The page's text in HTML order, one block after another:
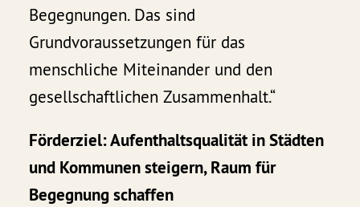
Begegnungen. Das sind
Grundvoraussetzungen für das
menschliche Miteinander und den
gesellschaftlichen Zusammenhalt.“
Förderziel: Aufenthaltsqualität in Städten
und Kommunen steigern, Raum für
Begegnung schaffen